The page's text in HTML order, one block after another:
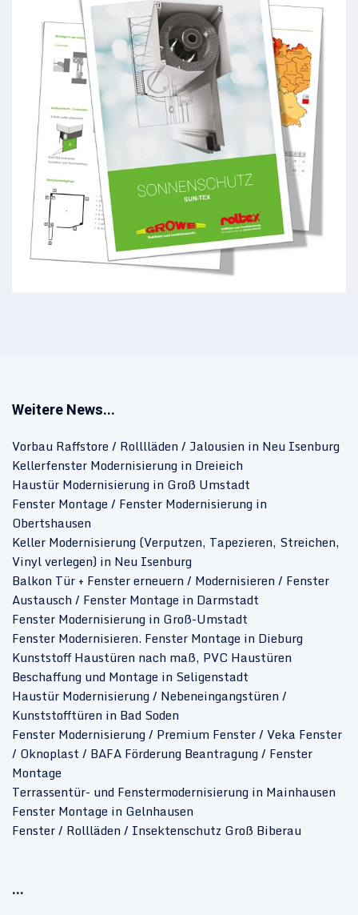
Weitere News...
Vorbau Raffstore / Rolllläden / Jalousien in Neu Isenburg
Kellerfenster Modernisierung in Dreieich
Haustür Modernisierung in Groß Umstadt
Fenster Montage / Fenster Modernisierung in
Obertshausen
Keller Modernisierung (Verputzen, Tapezieren, Streichen,
Vinyl verlegen) in Neu Isenburg
Balkon Tür + Fenster erneuern / Modernisieren / Fenster
Austausch / Fenster Montage in Darmstadt
Fenster Modernisierung in Groß-Umstadt
Fenster Modernisieren. Fenster Montage in Dieburg
Kunststoff Haustüren nach maß, PVC Haustüren
Beschaffung und Montage in Seligenstadt
Haustür Modernisierung / Nebeneingangstüren /
Kunststofftüren in Bad Soden
Fenster Modernisierung / Premium Fenster / Veka Fenster
/ Oknoplast / BAFA Förderung Beantragung / Fenster
Montage
Terrassentür- und Fenstermodernisierung in Mainhausen
Fenster Montage in Gelnhausen
Fenster / Rollläden / Insektenschutz Groß Biberau
...